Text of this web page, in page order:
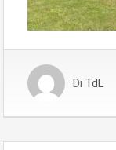
Di TdL